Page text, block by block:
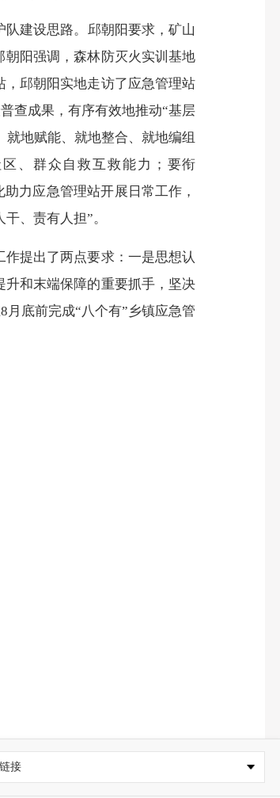
建设思路。 邱朝阳要求，矿山
朝阳强调，森林防灭火实训基地
邱朝阳实地走访了应急管理站
查成果，有序有效地推动“基层
就地赋能、就地整合、就地编组
、群众自救互救能力； 要衔
力应急管理站开展日常工作，
、责有人担”。
提出了两点要求： 一是思想认
和末端保障的重要抓手，坚决
底前完成“八个有”乡镇应急管
接